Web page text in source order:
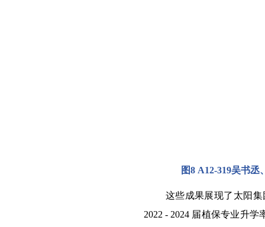
图8 A12-319吴书丞
这些成果展现了 太阳集
2022 - 2024 届植保专业升学